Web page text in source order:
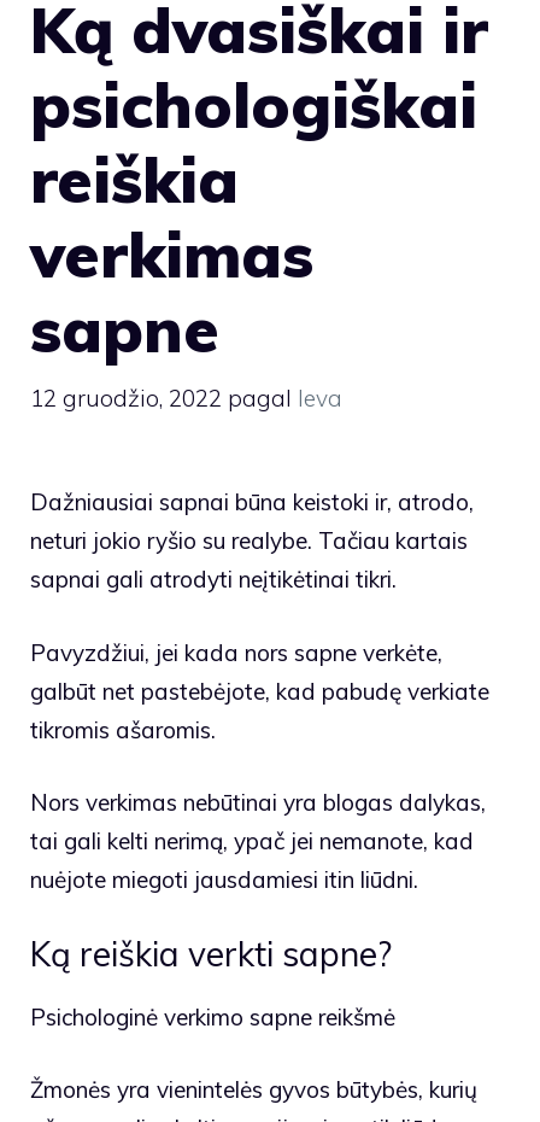
Ką dvasiškai ir
psichologiškai
reiškia
verkimas
sapne
12 gruodžio, 2022 pagal Ieva
Dažniausiai sapnai būna keistoki ir, atrodo,
neturi jokio ryšio su realybe. Tačiau kartais
sapnai gali atrodyti neįtikėtinai tikri.
Pavyzdžiui, jei kada nors sapne verkėte,
galbūt net pastebėjote, kad pabudę verkiate
tikromis ašaromis.
Nors verkimas nebūtinai yra blogas dalykas,
tai gali kelti nerimą, ypač jei nemanote, kad
nuėjote miegoti jausdamiesi itin liūdni.
Ką reiškia verkti sapne?
Psichologinė verkimo sapne reikšmė
Žmonės yra vienintelės gyvos būtybės, kurių